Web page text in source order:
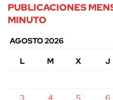
PUBLICACIONES
MINUTO
AGOSTO 2026
L
M X J
3
4 5 6